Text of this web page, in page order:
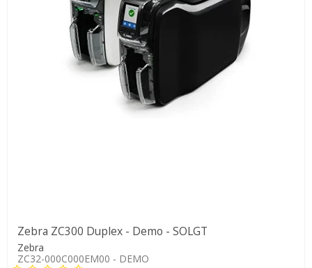
Zebra ZC300 Duplex - Demo - SOLGT
Zebra
ZC32-000C000EM00 - DEMO